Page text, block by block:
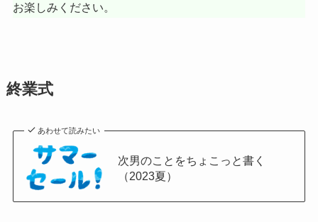
お楽しみください。
終業式
あわせて読みたい
次男のことをちょこっと書く
（2023夏）